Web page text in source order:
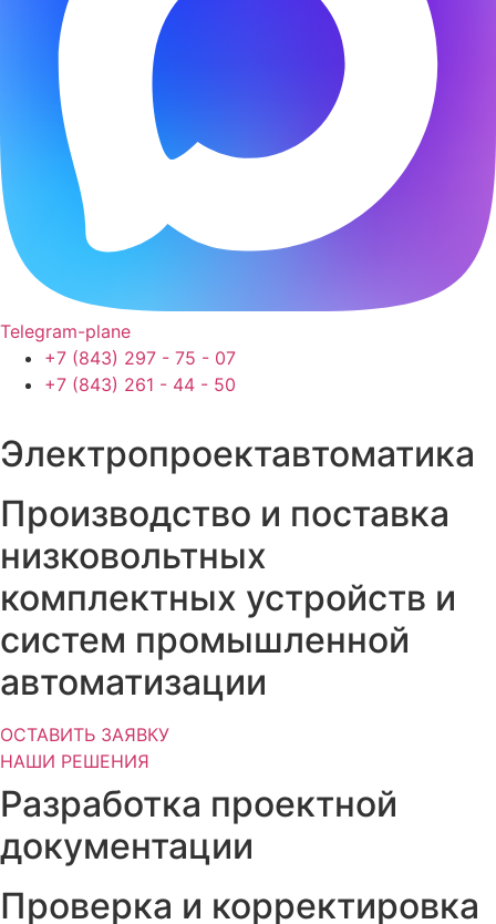
Telegram-plane
+7 (843) 297 - 75 - 07
+7 (843) 261 - 44 - 50
Электропроектавтоматика
Производство и поставка
низковольтных
комплектных устройств и
систем промышленной
автоматизации
ОСТАВИТЬ ЗАЯВКУ
НАШИ РЕШЕНИЯ
Разработка проектной
документации
Проверка и корректировка